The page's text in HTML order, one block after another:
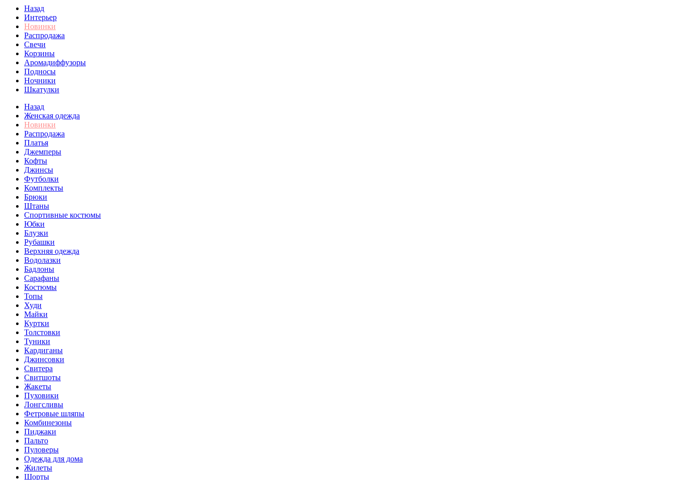
Назад
Интерьер
Новинки
Распродажа
Свечи
Корзины
Аромадиффузоры
Подносы
Ночники
Шкатулки
Назад
Женская одежда
Новинки
Распродажа
Платья
Джемперы
Кофты
Джинсы
Футболки
Комплекты
Брюки
Штаны
Спортивные костюмы
Юбки
Блузки
Рубашки
Верхняя одежда
Водолазки
Бадлоны
Сарафаны
Костюмы
Топы
Худи
Майки
Куртки
Толстовки
Туники
Кардиганы
Джинсовки
Свитера
Свитшоты
Жакеты
Пуховики
Лонгсливы
Фетровые шляпы
Комбинезоны
Пиджаки
Пальто
Пуловеры
Одежда для дома
Жилеты
Шорты